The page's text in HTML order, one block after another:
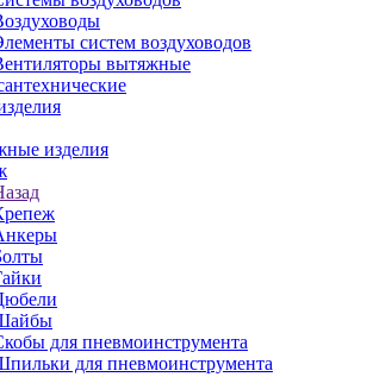
систем воздуховодов
вытяжные
изделия
для пневмоинструмента
для пневмоинструмента